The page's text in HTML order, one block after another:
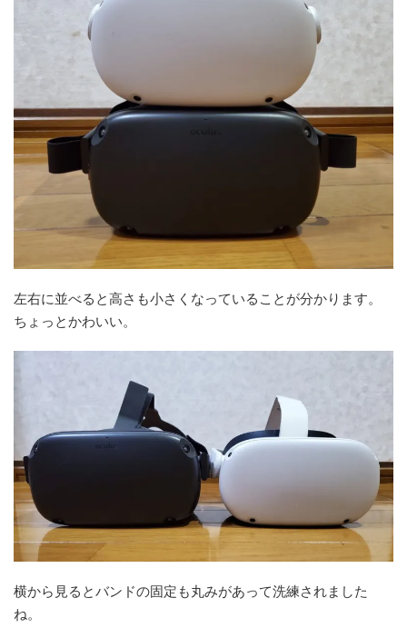
左右に並べると高さも小さくなっていることが分かります。
ちょっとかわいい。
横から見るとバンドの固定も丸みがあって洗練されました
ね。